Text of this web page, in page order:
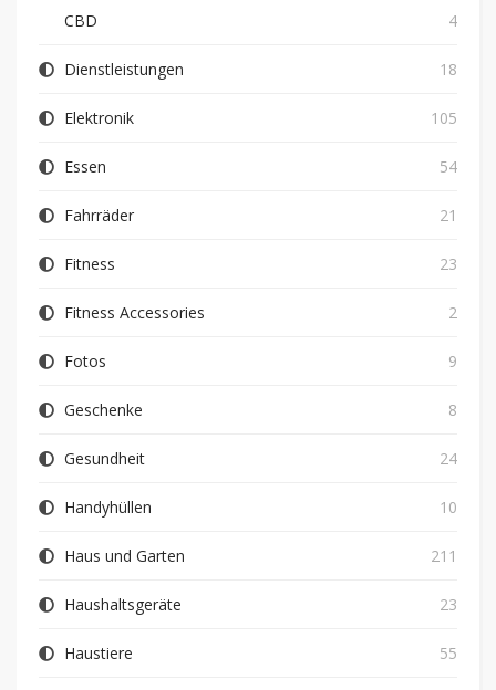
CBD 4
Dienstleistungen 18
Elektronik 105
Essen 54
Fahrräder 21
Fitness 23
Fitness Accessories 2
Fotos 9
Geschenke 8
Gesundheit 24
Handyhüllen 10
Haus und Garten 211
Haushaltsgeräte 23
Haustiere 55